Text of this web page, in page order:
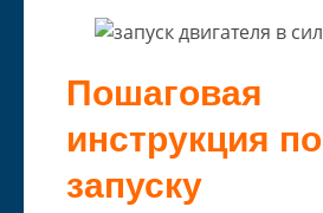
Пошаговая
инструкция по
запуску